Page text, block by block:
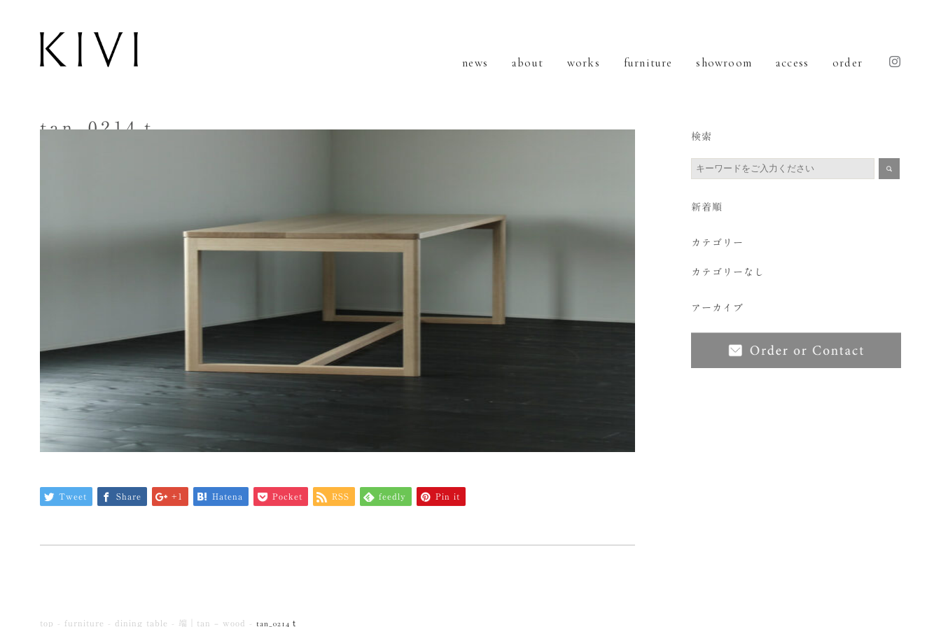
news about works furniture showroom access order
tan_0214ｔ
Tweet Share +1 Hatena Pocket RSS feedly Pin it
検索
新着順
カテゴリー
カテゴリーなし
アーカイブ
top furniture dining table 端｜tan – wood tan_0214ｔ